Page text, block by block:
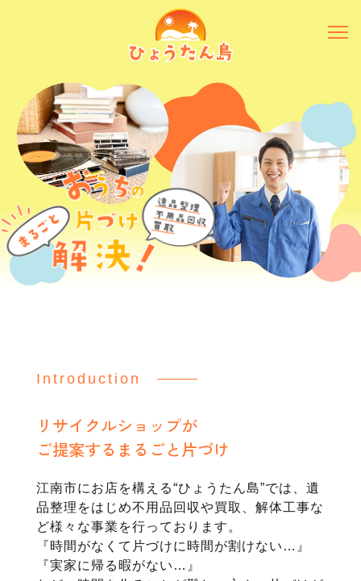
Introduction
リサイクルショップが
ご提案するまるごと片づけ
江南市にお店を構える“ひょうたん島”では、遺
品整理をはじめ不用品回収や買取、解体工事な
ど様々な事業を行っております。
『時間がなくて片づけに時間が割けない…』
『実家に帰る暇がない…』